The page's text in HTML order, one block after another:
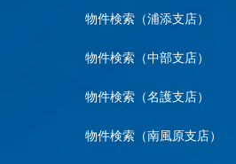
物件検索（浦添支店）
物件検索（中部支店）
物件検索（名護支店）
物件検索（南風原支店）